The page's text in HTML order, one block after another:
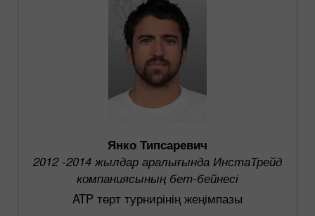
Янко Типсаревич
2012 -2014 жылдар аралығында ИнстаТрейд
компаниясының бет-бейнесі
ATP төрт турнирінің жеңімпазы